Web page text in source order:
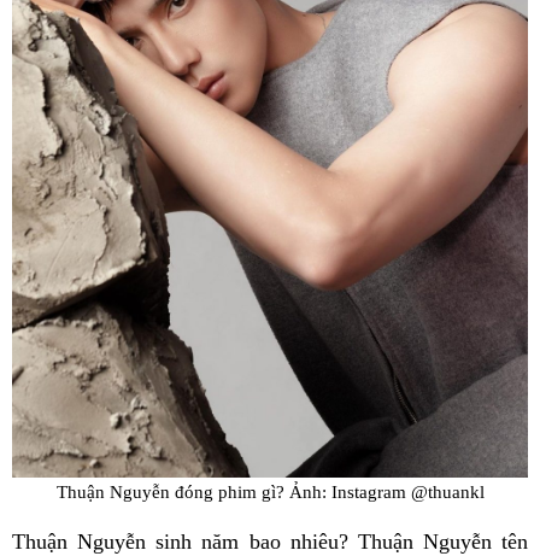
Thuận Nguyễn đóng phim gì? Ảnh: Instagram @thuankl
Thuận Nguyễn sinh năm bao nhiêu? Thuận Nguyễn tên